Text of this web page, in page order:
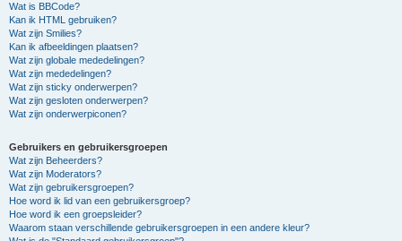
Wat is BBCode?
Kan ik HTML gebruiken?
Wat zijn Smilies?
Kan ik afbeeldingen plaatsen?
Wat zijn globale mededelingen?
Wat zijn mededelingen?
Wat zijn sticky onderwerpen?
Wat zijn gesloten onderwerpen?
Wat zijn onderwerpiconen?
Gebruikers en gebruikersgroepen
Wat zijn Beheerders?
Wat zijn Moderators?
Wat zijn gebruikersgroepen?
Hoe word ik lid van een gebruikersgroep?
Hoe word ik een groepsleider?
Waarom staan verschillende gebruikersgroepen in een andere kleur?